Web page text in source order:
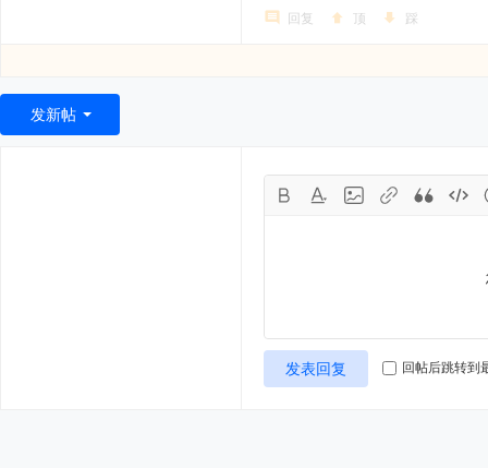
回复 顶 踩
发新帖
发表回复 回帖后跳转到